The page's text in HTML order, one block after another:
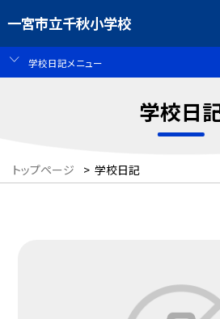
一宮市立千秋小学校
学校日記メニュー
学校日
トップページ > 学校日記